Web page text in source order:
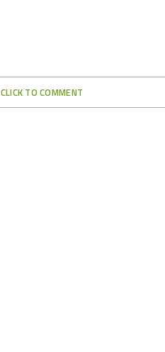
CLICK TO COMMENT